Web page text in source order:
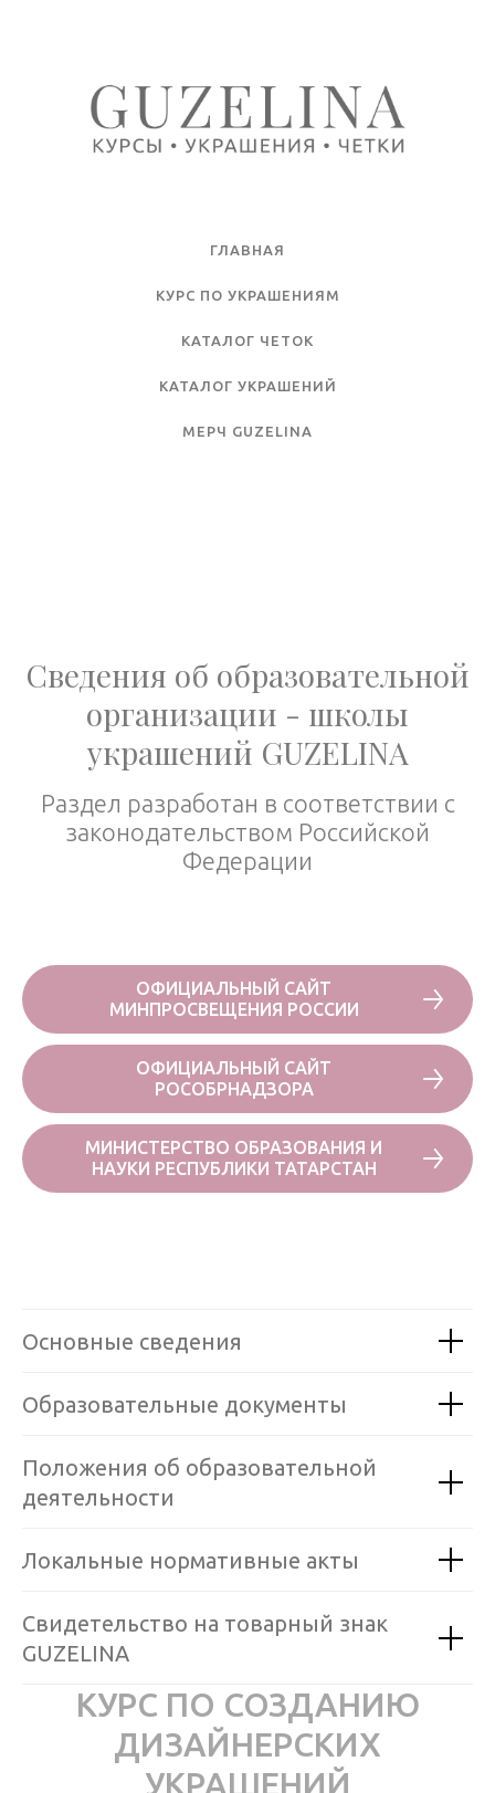
ГЛАВНАЯ
КУРС ПО УКРАШЕНИЯМ
КАТАЛОГ ЧЕТОК
КАТАЛОГ УКРАШЕНИЙ
МЕРЧ GUZELINA
Сведения об образовательной
организации - школы
украшений GUZELINA
Раздел разработан в соответствии с
законодательством Российской
Федерации
ОФИЦИАЛЬНЫЙ САЙТ
МИНПРОСВЕЩЕНИЯ РОССИИ
ОФИЦИАЛЬНЫЙ САЙТ
РОСОБРНАДЗОРА
МИНИСТЕРСТВО ОБРАЗОВАНИЯ И
НАУКИ РЕСПУБЛИКИ ТАТАРСТАН
Основные сведения
Образовательные документы
Положения об образовательной
деятельности
Локальные нормативные акты
Свидетельство на товарный знак
GUZELINA
КУРС ПО СОЗДАНИЮ
ДИЗАЙНЕРСКИХ
УКРАШЕНИЙ